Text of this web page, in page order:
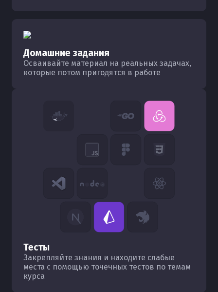
Домашние задания
Осваивайте материал на реальных задачах,
которые потом пригодятся в работе
Тесты
Закрепляйте знания и находите слабые
места с помощью точечных тестов по темам
курса